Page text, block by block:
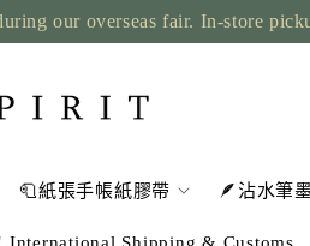
pickup available; we ship once we
🧻紙張手帳紙膠帶 🪶沾水筆